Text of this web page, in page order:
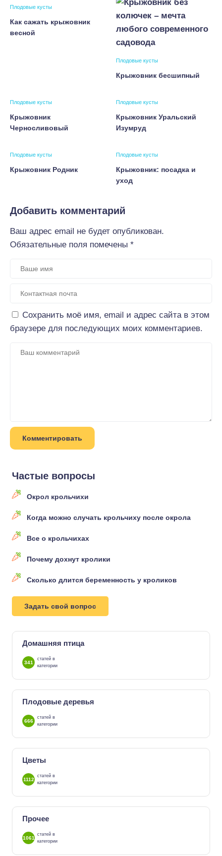
Плодовые кусты
Как сажать крыжовник
весной
Плодовые кусты
Крыжовник бесшипный
Плодовые кусты
Крыжовник
Черносливовый
Плодовые кусты
Крыжовник Уральский
Изумруд
Плодовые кусты
Крыжовник Родник
Плодовые кусты
Крыжовник: посадка и
уход
Добавить комментарий
Ваш адрес email не будет опубликован.
Обязательные поля помечены *
Сохранить моё имя, email и адрес сайта в этом
браузере для последующих моих комментариев.
Частые вопросы
Окрол крольчихи
Когда можно случать крольчиху после окрола
Все о крольчихах
Почему дохнут кролики
Сколько длится беременность у кроликов
Задать свой вопрос
Домашняя птица
341
статей в
категории
Плодовые деревья
666
статей в
категории
Цветы
1112
статей в
категории
Прочее
1061
статей в
категории